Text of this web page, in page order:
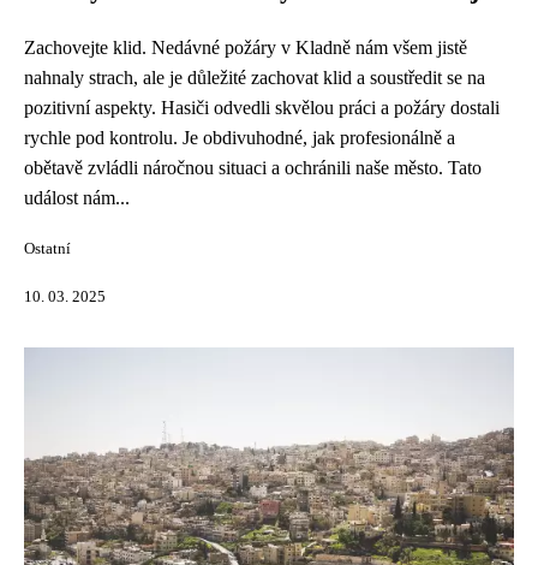
Zachovejte klid. Nedávné požáry v Kladně nám všem jistě
nahnaly strach, ale je důležité zachovat klid a soustředit se na
pozitivní aspekty. Hasiči odvedli skvělou práci a požáry dostali
rychle pod kontrolu. Je obdivuhodné, jak profesionálně a
obětavě zvládli náročnou situaci a ochránili naše město. Tato
událost nám...
Ostatní
10. 03. 2025